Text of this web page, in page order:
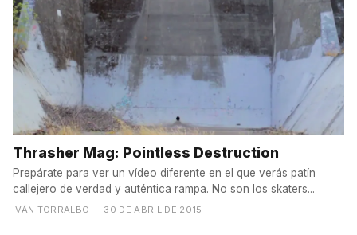
Thrasher Mag: Pointless Destruction
Prepárate para ver un vídeo diferente en el que verás patín
callejero de verdad y auténtica rampa. No son los skaters...
IVÁN TORRALBO — 30 DE ABRIL DE 2015